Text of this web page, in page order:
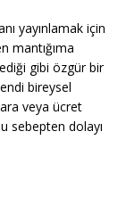
yayınlamak için
mantığıma
gibi özgür bir
bireysel
veya ücret
sebepten dolayı